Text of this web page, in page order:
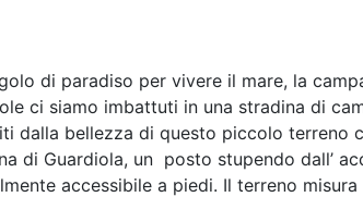
di paradiso per vivere il mare, la
ci siamo imbattuti in una stradina di
dalla bellezza di questo piccolo terreno
di Guardiola, un posto stupendo dall’
accessibile a piedi. Il terreno misura